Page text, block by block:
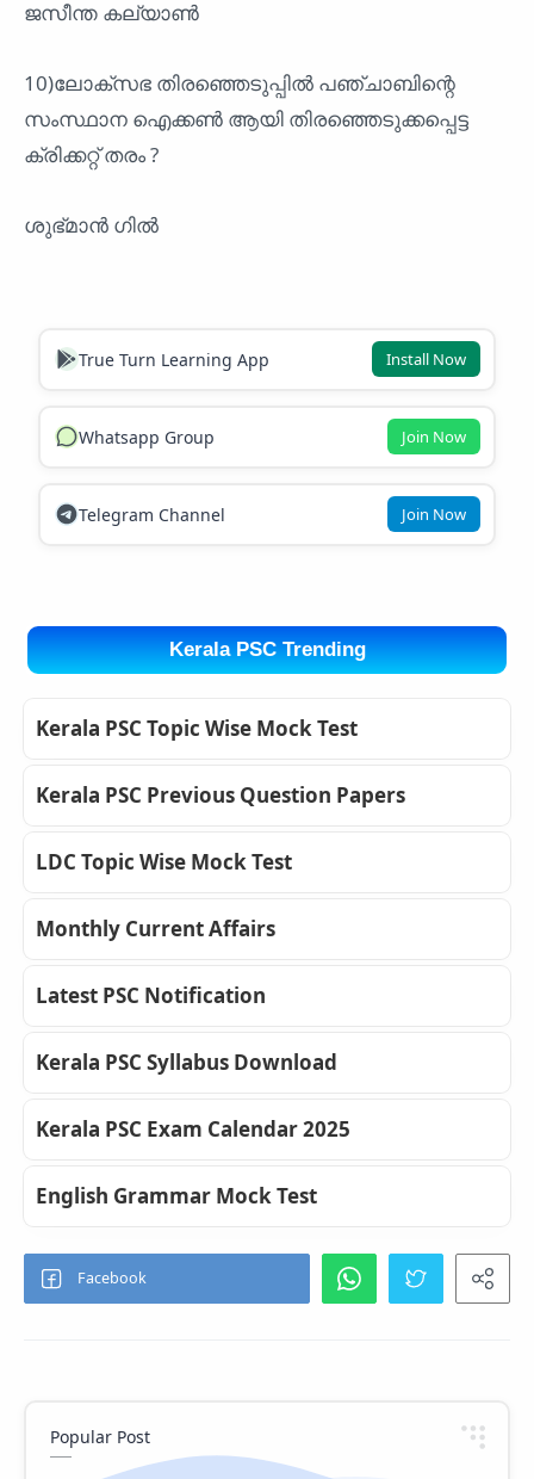
ജസീന്ത കല്യാൺ
10)ലോക്സഭ തിരഞ്ഞെടുപ്പിൽ പഞ്ചാബിന്റെ
സംസ്ഥാന ഐക്കൺ ആയി തിരഞ്ഞെടുക്കപ്പെട്ട
ക്രിക്കറ്റ്‌ തരം ?
ശുഭ്മാൻ ഗിൽ
True Turn Learning App Install Now
Whatsapp Group Join Now
Telegram Channel Join Now
Kerala PSC Trending
Kerala PSC Topic Wise Mock Test
Kerala PSC Previous Question Papers
LDC Topic Wise Mock Test
Monthly Current Affairs
Latest PSC Notification
Kerala PSC Syllabus Download
Kerala PSC Exam Calendar 2025
English Grammar Mock Test
Popular Post